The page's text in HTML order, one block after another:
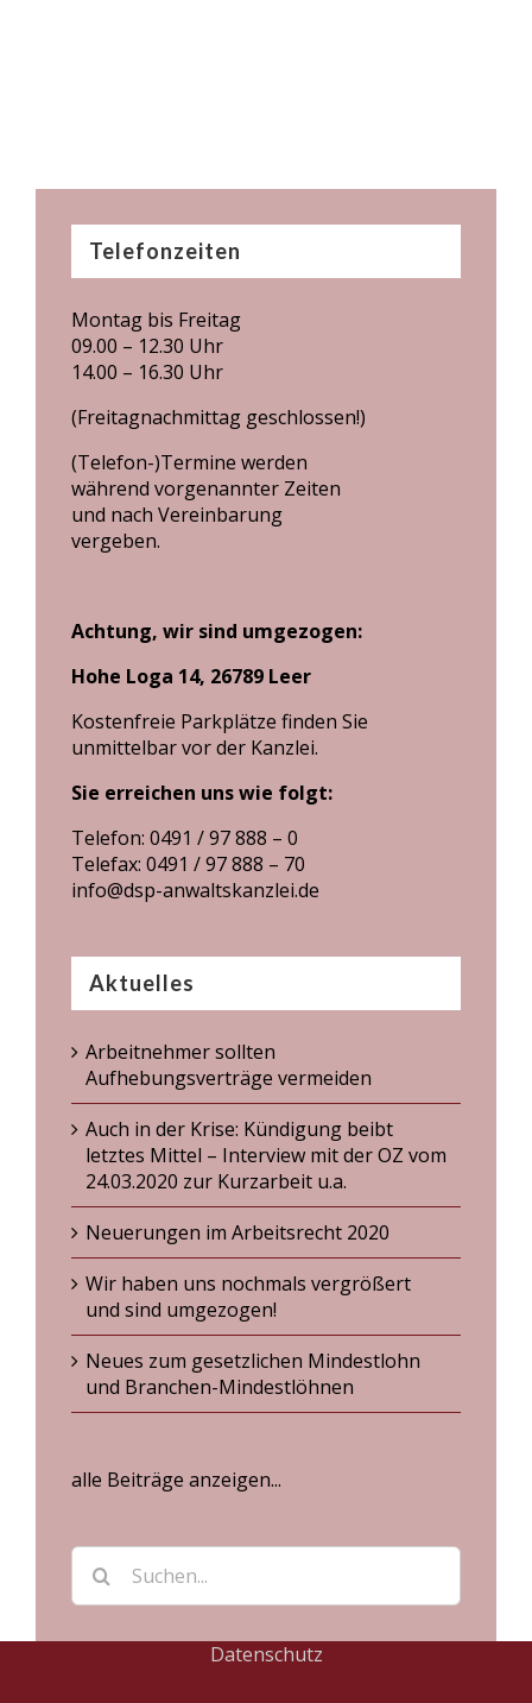
Telefonzeiten
Montag bis Freitag
09.00 – 12.30 Uhr
14.00 – 16.30 Uhr
(Freitagnachmittag geschlossen!)
(Telefon-)Termine werden
während vorgenannter Zeiten
und nach Vereinbarung
vergeben.
Achtung, wir sind umgezogen:
Hohe Loga 14, 26789 Leer
Kostenfreie Parkplätze finden Sie
unmittelbar vor der Kanzlei.
Sie erreichen uns wie folgt:
Telefon: 0491 / 97 888 – 0
Telefax: 0491 / 97 888 – 70
info@dsp-anwaltskanzlei.de
Aktuelles
Arbeitnehmer sollten
Aufhebungsverträge vermeiden
Auch in der Krise: Kündigung beibt
letztes Mittel – Interview mit der OZ vom
24.03.2020 zur Kurzarbeit u.a.
Neuerungen im Arbeitsrecht 2020
Wir haben uns nochmals vergrößert
und sind umgezogen!
Neues zum gesetzlichen Mindestlohn
und Branchen-Mindestlöhnen
alle Beiträge anzeigen...
Suche
nach:
Datenschutz